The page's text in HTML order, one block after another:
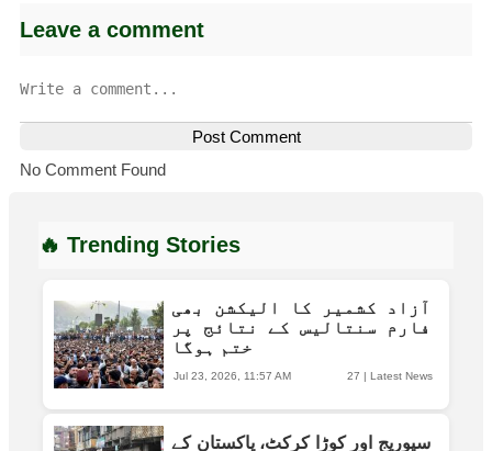
Leave a comment
Post Comment
No Comment Found
🔥 Trending Stories
آزاد کشمیر کا الیکشن بھی
فارم سنتالیس کے نتائج پر
ختم ہوگا
27 | Latest News
Jul 23, 2026, 11:57 AM
سیوریج اور کوڑا کرکٹ، پاکستان کے